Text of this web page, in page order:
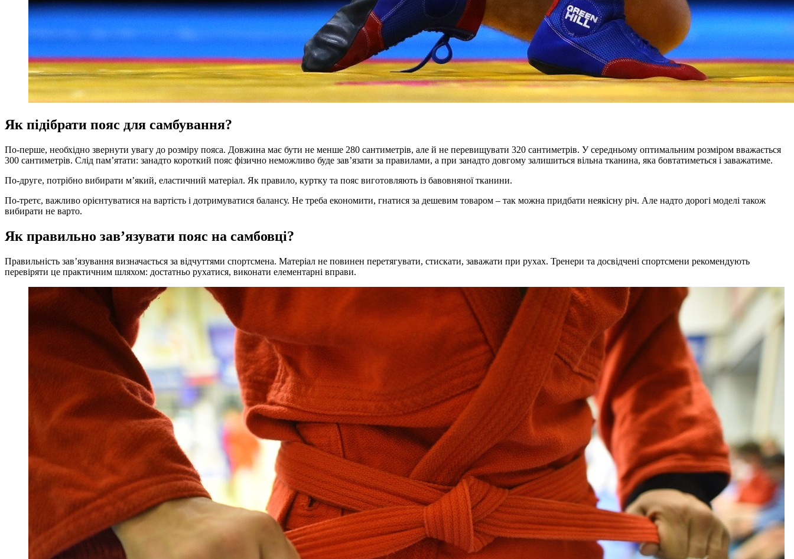
Як підібрати пояс для самбування?
По-перше, необхідно звернути увагу до розміру пояса. Довжина має бути не менше 280 сантиметрів, але й не перевищувати 320 сантиметрів. У середньому оптимальним розміром вважається
300 сантиметрів. Слід пам’ятати: занадто короткий пояс фізично неможливо буде зав’язати за правилами, а при занадто довгому залишиться вільна тканина, яка бовтатиметься і заважатиме.
По-друге, потрібно вибирати м’який, еластичний матеріал. Як правило, куртку та пояс виготовляють із бавовняної тканини.
По-третє, важливо орієнтуватися на вартість і дотримуватися балансу. Не треба економити, гнатися за дешевим товаром – так можна придбати неякісну річ. Але надто дорогі моделі також
вибирати не варто.
Як правильно зав’язувати пояс на самбовці?
Правильність зав’язування визначається за відчуттями спортсмена. Матеріал не повинен перетягувати, стискати, заважати при рухах. Тренери та досвідчені спортсмени рекомендують
перевіряти це практичним шляхом: достатньо рухатися, виконати елементарні вправи.